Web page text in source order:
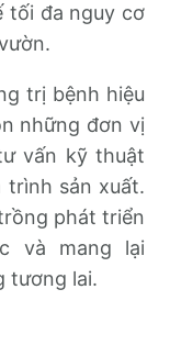
tối đa nguy cơ
trị bệnh hiệu
những đơn vị
vấn kỹ thuật
trình sản xuất.
phát triển
và mang lại
tương lai.